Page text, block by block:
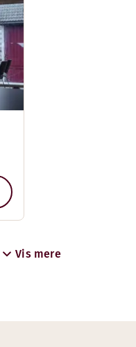
Vis mere